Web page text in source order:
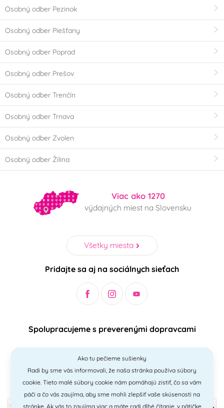
Osobný odber Pezinok
Osobný odber Piešťany
Osobný odber Poprad
Osobný odber Prešov
Osobný odber Trenčín
Osobný odber Trnava
Osobný odber Zvolen
Osobný odber Žilina
Viac ako 1270
výdajných miest na Slovensku
Všetky miesta
Pridajte sa aj na sociálnych sieťach
Spolupracujeme s preverenými dopravcami
Bezpečný a jednoduchý spôsob platieb
Ako tu pečieme sušienky
Radi by sme vás informovali, že naša stránka používa súbory
cookie. Tieto malé súbory cookie nám pomáhajú zistiť, čo sa vám
páči a čo vás zaujíma, aby sme mohli zlepšiť vaše skúsenosti na
stránke. Ak vás to zaujíma viac a máte radi dlhé čítanie, v pätičke